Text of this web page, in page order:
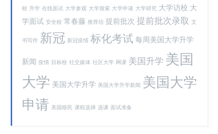
校 升学 在线面试 大学参观 大学搜索 大学申请 大学研究 大学访校 大
学面试 安全校 常春藤 推荐信 提前批次 提前批次录取 文
书写作 新冠 新冠疫情 标化考试 每周美国大学升学
新闻 疫情 目标校 社交媒体 社区大学 网课 美国升学 美国
大学 美国大学升学 美国大学升学新闻 美国大学
申请 美国移民 课程选择 选课 面试准备